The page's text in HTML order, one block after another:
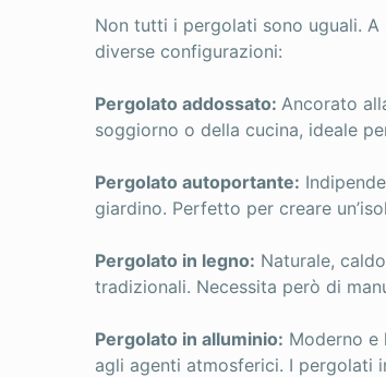
Non tutti i pergolati sono uguali.
diverse configurazioni:
Pergolato addossato: Ancorato
soggiorno o della cucina, ideale
Pergolato autoportante:
giardino. Perfetto per creare
Pergolato in legno: Naturale,
tradizionali. Necessita però di
Pergolato in alluminio: Moderno e
agli agenti atmosferici. I pergolati